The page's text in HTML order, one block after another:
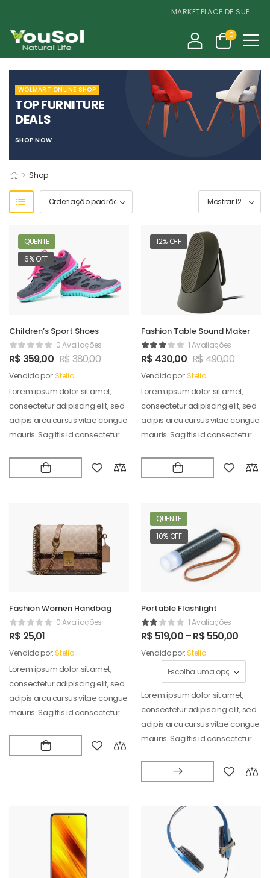
MARKETPLACE DE
0
WOLMART ONLINE SHOP
TOP FURNITURE
DEALS
SHOP NOW
> Shop
QUENTE
6% OFF
Children’s Sport Shoes
0 Avaliações
R$ 359,00 R$380,00
Vendido por:Stelio
Lorem ipsum dolor sit amet,
consectetur adipiscing elit, sed
adipis arcu cursus vitae congue
mauris. Sagittis id consectetur
12% OFF
Fashion Table Sound Maker
1 Avaliações
R$ 430,00 R$490,00
Vendido por:Stelio
Lorem ipsum dolor sit amet,
consectetur adipiscing elit, sed
adipis arcu cursus vitae congue
mauris. Sagittis id consectetur
Fashion Women Handbag
0 Avaliações
R$ 25,01
Vendido por:Stelio
Lorem ipsum dolor sit amet,
consectetur adipiscing elit, sed
adipis arcu cursus vitae congue
mauris. Sagittis id consectetur
QUENTE
10% OFF
Portable Flashlight
1 Avaliações
R$ 519,00–R$550,00
Vendido por:Stelio
Lorem ipsum dolor sit amet,
consectetur adipiscing elit, sed
adipis arcu cursus vitae congue
mauris. Sagittis id consectetur